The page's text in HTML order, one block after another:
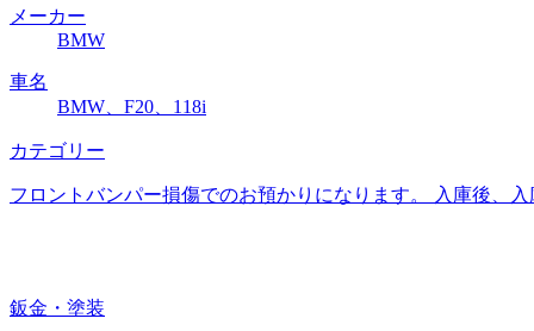
メーカー
BMW
車名
BMW、F20、118i
カテゴリー
フロントバンパー損傷でのお預かりになります。 入庫後、
鈑金・塗装